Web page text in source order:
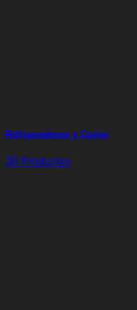
Refrigeradores y Cooler
38 Productos